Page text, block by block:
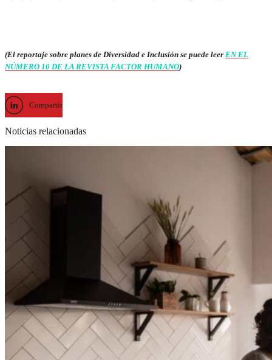
(El reportaje sobre planes de Diversidad e Inclusión se puede leer EN EL
NÚMERO 10 DE LA REVISTA FACTOR HUMANO)
Compartir
Noticias relacionadas